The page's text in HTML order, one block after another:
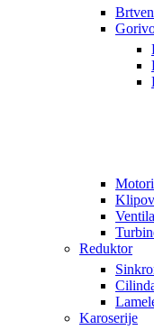
Motori
Reduktor
Karoserije